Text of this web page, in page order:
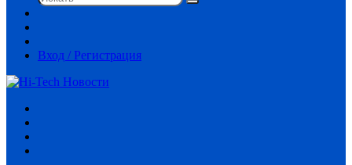
Искать
статья
Вход / Регистрация